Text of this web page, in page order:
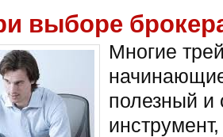
выборе
Многие
полезный
инструмент,